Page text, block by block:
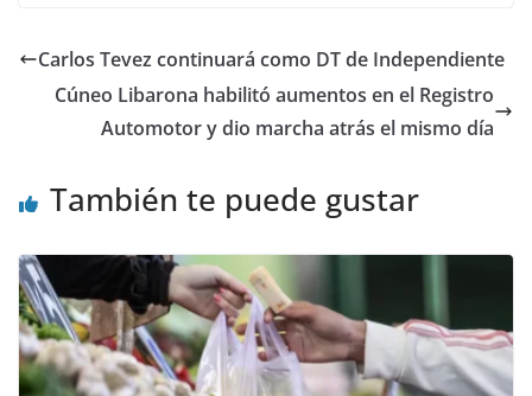
Carlos Tevez continuará como DT de Independiente
Cúneo Libarona habilitó aumentos en el Registro
Automotor y dio marcha atrás el mismo día
También te puede gustar